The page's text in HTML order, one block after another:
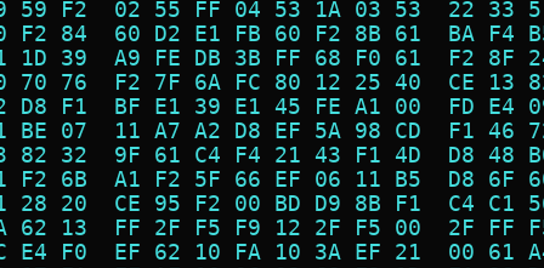
59 F2  02 55 FF 04 53 1A 03 53  22
F2 84  60 D2 E1 FB 60 F2 8B 61  BA
1D 39  A9 FE DB 3B FF 68 F0 61  F2
70 76  F2 7F 6A FC 80 12 25 40  CE
D8 F1  BF E1 39 E1 45 FE A1 00  FD
BE 07  11 A7 A2 D8 EF 5A 98 CD  F1
82 32  9F 61 C4 F4 21 43 F1 4D  D8
F2 6B  A1 F2 5F 66 EF 06 11 B5  D8
28 20  CE 95 F2 00 BD D9 8B F1  C4
62 13  FF 2F F5 F9 12 2F F5 00  2F
E4 F0  EF 62 10 FA 10 3A EF 21  00